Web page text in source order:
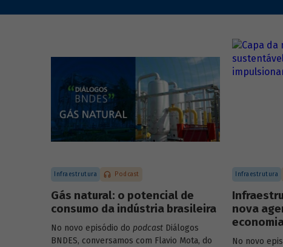
Infraestrutura Podcast
Gás natural: o potencial de
consumo da indústria brasileira
No novo episódio do podcast Diálogos
BNDES, conversamos com Flavio Mota, do
Infraestrutura
nova
No novo